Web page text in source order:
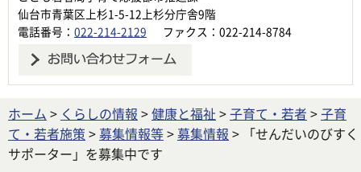
仙台市青葉区上杉1-5-12上杉分庁舎9階
電話番号： 022-214-2129 ファクス：022-214-8784
ホーム > くらしの情報 >健康と福祉 >子育て・若者 >子育
て・若者施策 >募集情報等>募集情報 > 「せんだいのびすく
サポーター」を募集中です